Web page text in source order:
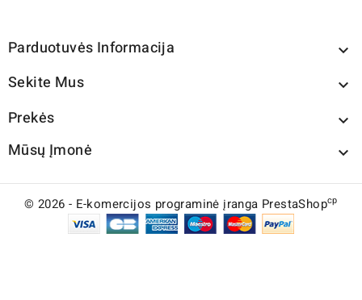
Parduotuvės Informacija 
Sekite Mus 
Prekės 
Mūsų Įmonė 
© 2026 - E-komercijos programinė įranga PrestaShopcp